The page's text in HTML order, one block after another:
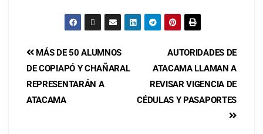
AUTORIDADES DE
ATACAMA LLAMAN A
REVISAR VIGENCIA DE
CÉDULAS Y PASAPORTES
MÁS DE 50 ALUMNOS
DE COPIAPÓ Y CHAÑARAL
REPRESENTARÁN A
ATACAMA